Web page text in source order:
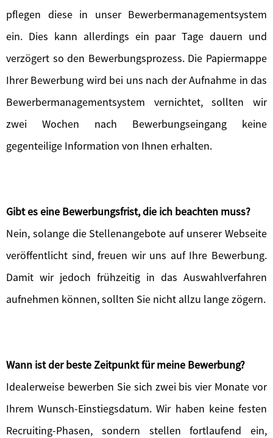
pflegen diese in unser Bewerbermanagementsystem
ein. Dies kann allerdings ein paar Tage dauern und
verzögert so den Bewerbungsprozess. Die Papiermappe
Ihrer Bewerbung wird bei uns nach der Aufnahme in das
Bewerbermanagementsystem vernichtet, sollten wir
zwei Wochen nach Bewerbungseingang keine
gegenteilige Information von Ihnen erhalten.
Gibt es eine Bewerbungsfrist, die ich beachten muss?
Nein, solange die Stellenangebote auf unserer Webseite
veröffentlicht sind, freuen wir uns auf Ihre Bewerbung.
Damit wir jedoch frühzeitig in das Auswahlverfahren
aufnehmen können, sollten Sie nicht allzu lange zögern.
Wann ist der beste Zeitpunkt für meine Bewerbung?
Idealerweise bewerben Sie sich zwei bis vier Monate vor
Ihrem Wunsch-Einstiegsdatum. Wir haben keine festen
Recruiting-Phasen, sondern stellen fortlaufend ein,